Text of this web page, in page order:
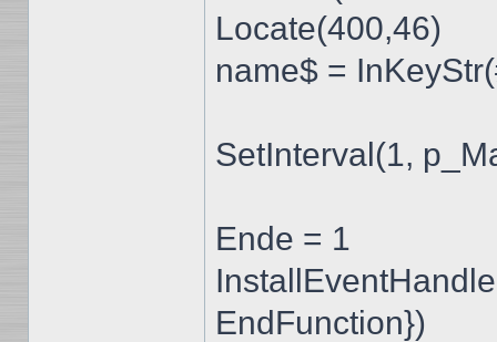
Locate(400,46)
name$ =
SetInterval(1,
Ende = 1
EndFunction})